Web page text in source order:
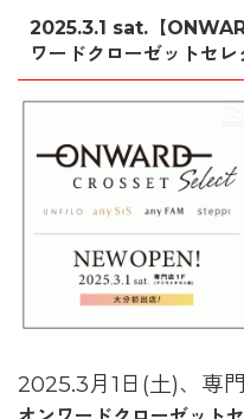
2025.3.1 sat.【
ワードクローゼットセ
2025.3月1日(土)、専